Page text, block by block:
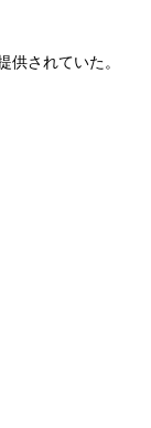
されていた。